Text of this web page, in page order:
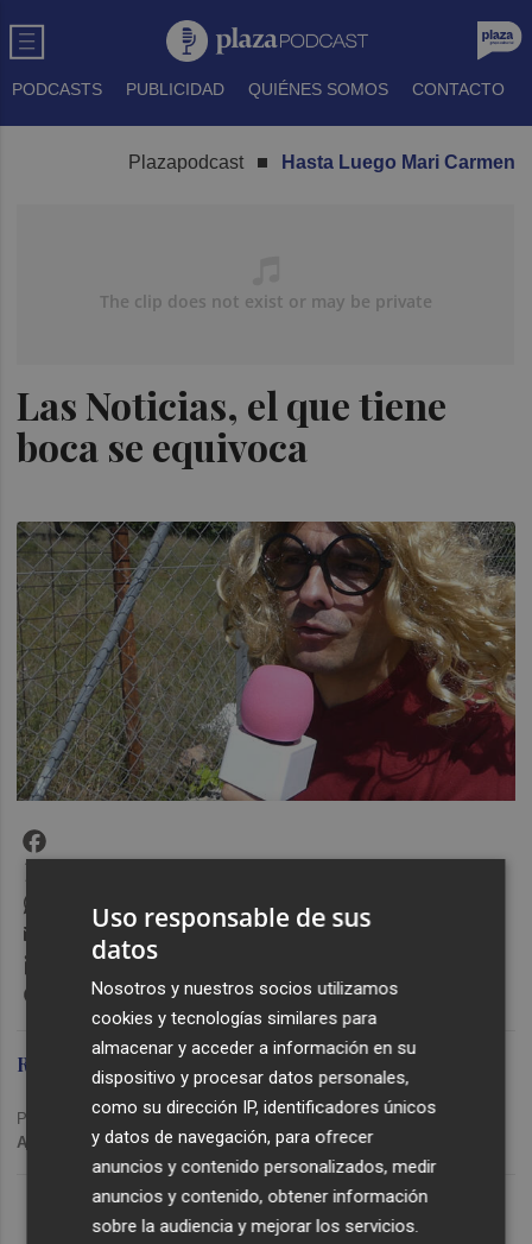
PODCASTS PUBLICIDAD QUIÉNES SOMOS CONTACTO
Plazapodcast Hasta Luego Mari Carmen
Las Noticias, el que tiene
boca se equivoca
Lo Más Escuchado
X
Email
LinkedIn
Messenger
Raúl Antón
Publicado: 28/05/2024 · 17:02
Actualizado: 03/06/2024 · 13:22
Uso responsable de sus
datos
Nosotros y nuestros socios utilizamos
cookies y tecnologías similares para
almacenar y acceder a información en su
dispositivo y procesar datos personales,
como su dirección IP, identificadores únicos
y datos de navegación, para ofrecer
anuncios y contenido personalizados, medir
anuncios y contenido, obtener información
sobre la audiencia y mejorar los servicios.